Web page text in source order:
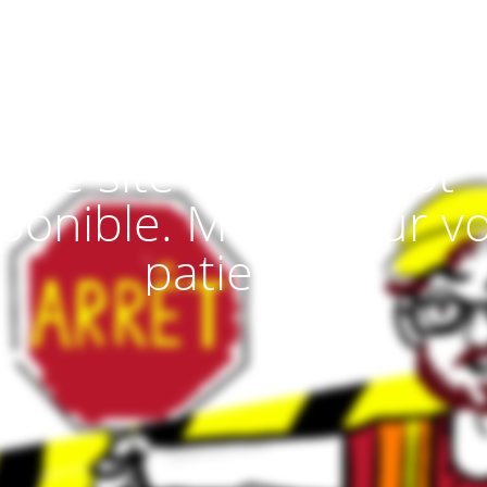
Le site sera bientôt
Merci pour
patience!